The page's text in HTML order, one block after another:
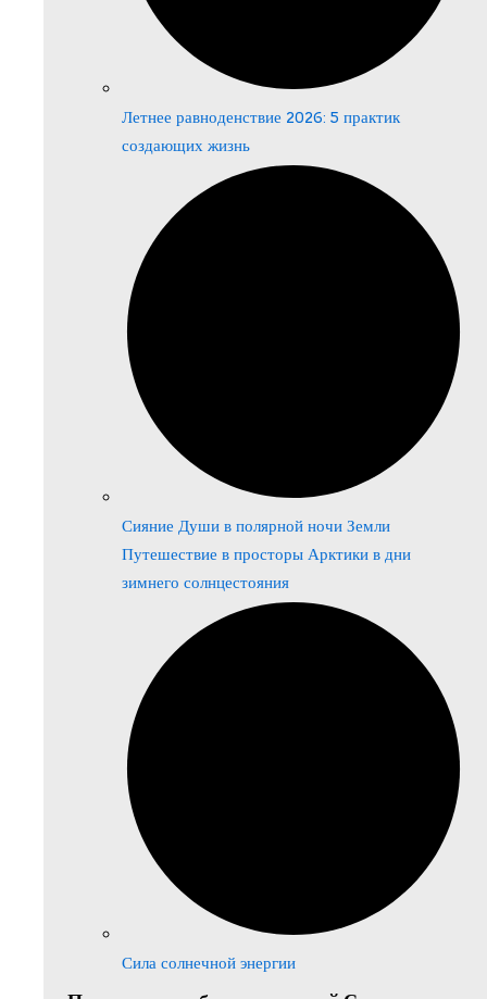
Летнее равноденствие 2026: 5 практик
создающих жизнь
Сияние Души в полярной ночи Земли
Путешествие в просторы Арктики в дни
зимнего солнцестояния
Сила солнечной энергии